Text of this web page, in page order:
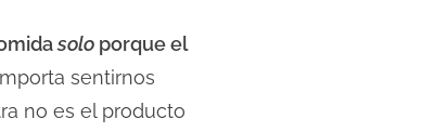
solo porque el
sentirnos
no es el producto